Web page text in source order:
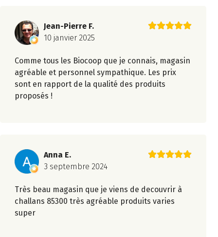
Jean-Pierre F.
10 janvier 2025
Comme tous les Biocoop que je connais, magasin
agréable et personnel sympathique. Les prix
sont en rapport de la qualité des produits
proposés !
Anna E.
3 septembre 2024
Très beau magasin que je viens de decouvrir à
challans 85300 très agréable produits varies
super